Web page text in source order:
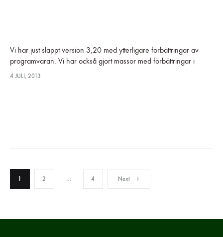
Vi har just släppt version 3,20 med ytterligare förbättringar av
programvaran. Vi har också gjort massor med förbättringar i
banbiblioteken. Alla banor finns nu i full HD. Vi har lagt…
4 JULI, 2013
Inläggsnavigering
1 2 … 4 Next